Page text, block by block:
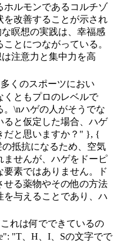
ホルモンであるコルチゾ
を改善することが示され
瞑想の実践は、幸福感
とにつながっている。
注意力と集中力を高
くのスポーツにおい
くともプロのレベルで
\nハゲの人がそうでな
ると仮定した場合、ハゲ
だと思いますか？" }, {
抵抗になるため、空気
ませんが、ハゲをドーピ
素ではありません。ド
せる薬物やその他の方法
を与えることであり、ハ
れは何でできているの
"T、H、I、Sの文字でで